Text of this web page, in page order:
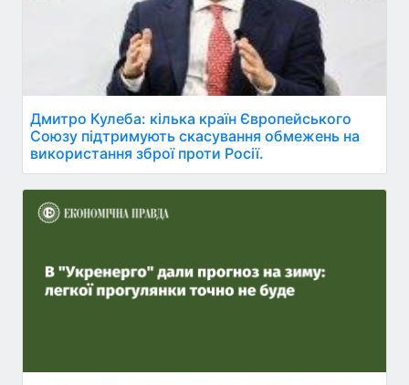
Дмитро Кулеба: кілька країн Європейського
Союзу підтримують скасування обмежень на
використання зброї проти Росії.